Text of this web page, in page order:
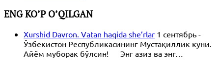
ENG KO’P O’QILGAN
Xurshid Davron. Vatan haqida she’rlar 1 сентябрь -
Ўзбекистон Республикасининг Мустақиллик куни.
Айём муборак бўлсин! Энг азиз ва энг…